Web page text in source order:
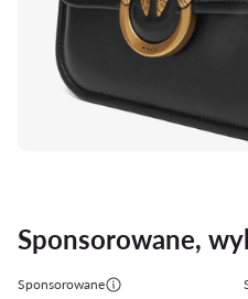
Sponsorowane,
Sponsorowane